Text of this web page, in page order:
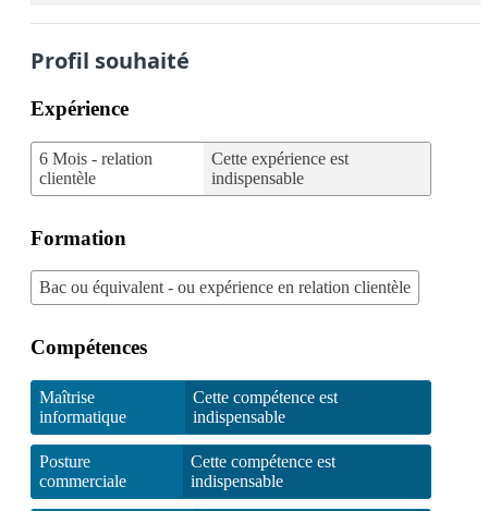
Profil souhaité
Expérience
6 Mois - relation
clientèle
Cette expérience est
indispensable
Formation
Bac ou équivalent - ou expérience en relation clientèle
Compétences
Maîtrise
informatique
Cette compétence est
indispensable
Posture
commerciale
Cette compétence est
indispensable